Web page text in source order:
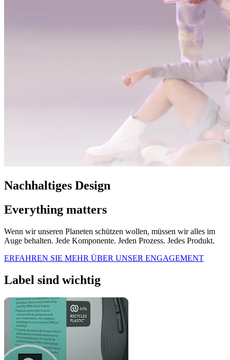
Nachhaltiges Design
Everything matters
Wenn wir unseren Planeten schützen wollen, müssen wir alles im
Auge behalten. Jede Komponente. Jeden Prozess. Jedes Produkt.
ERFAHREN SIE MEHR ÜBER UNSER ENGAGEMENT
Label sind wichtig